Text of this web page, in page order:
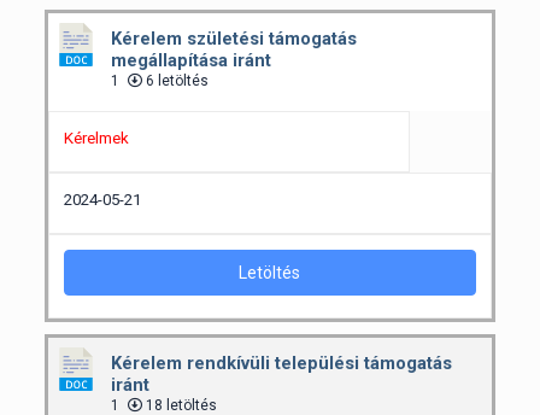
Kérelem születési támogatás
megállapítása iránt
1 6 letöltés
Kérelmek
2024-05-21
Letöltés
Kérelem rendkívüli települési támogatás
iránt
1 18 letöltés